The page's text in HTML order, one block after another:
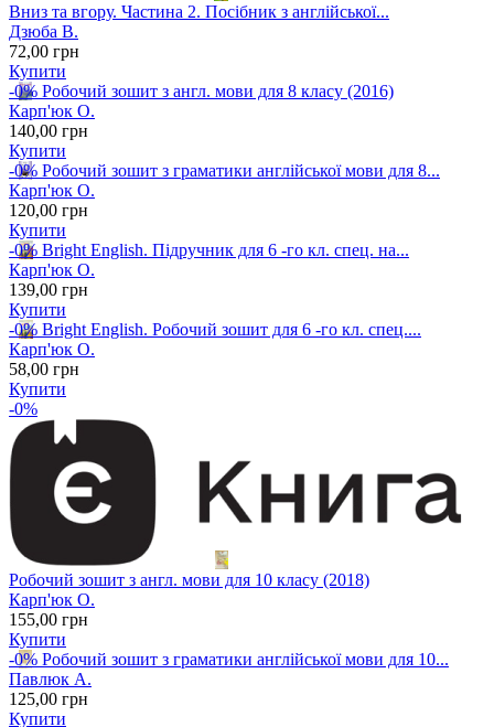
Вниз та вгору. Частина 2. Посібник з англійської...
Дзюба В.
72,00 грн
Купити
-0% Робочий зошит з англ. мови для 8 класу (2016)
Карп'юк О.
140,00 грн
Купити
-0% Робочий зошит з граматики англійської мови для 8...
Карп'юк О.
120,00 грн
Купити
-0% Bright English. Підручник для 6 -го кл. спец. на...
Карп'юк О.
139,00 грн
Купити
-0% Bright English. Робочий зошит для 6 -го кл. спец....
Карп'юк О.
58,00 грн
Купити
-0%
Робочий зошит з англ. мови для 10 класу (2018)
Карп'юк О.
155,00 грн
Купити
-0% Робочий зошит з граматики англійської мови для 10...
Павлюк А.
125,00 грн
Купити